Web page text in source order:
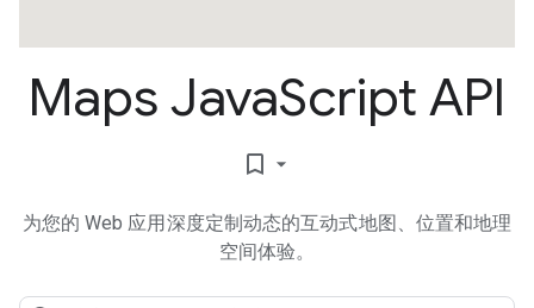
Maps JavaScript API
bookmark_border
为您的 Web 应用深度定制动态的互动式地图、位置和地理
空间体验。